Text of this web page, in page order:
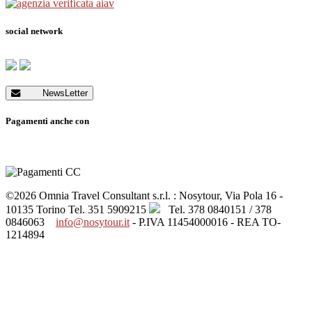
social network
NewsLetter
Pagamenti anche con
©2026 Omnia Travel Consultant s.r.l. : Nosytour, Via Pola 16 -
10135 Torino Tel. 351 5909215
Tel. 378 0840151 / 378
0846063 info@nosytour.it - P.IVA 11454000016 - REA TO-
1214894